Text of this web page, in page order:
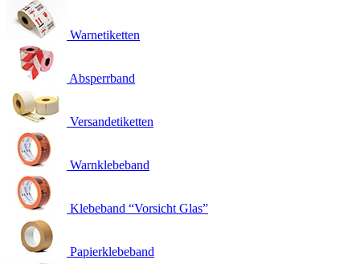
Warnetiketten
Absperrband
Versandetiketten
Warnklebeband
Klebeband “Vorsicht Glas”
Papierklebeband